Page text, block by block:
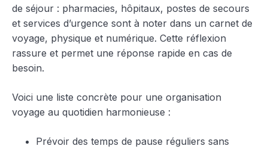
de séjour : pharmacies, hôpitaux, postes de secours
et services d’urgence sont à noter dans un carnet de
voyage, physique et numérique. Cette réflexion
rassure et permet une réponse rapide en cas de
besoin.
Voici une liste concrète pour une organisation
voyage au quotidien harmonieuse :
Prévoir des temps de pause réguliers sans